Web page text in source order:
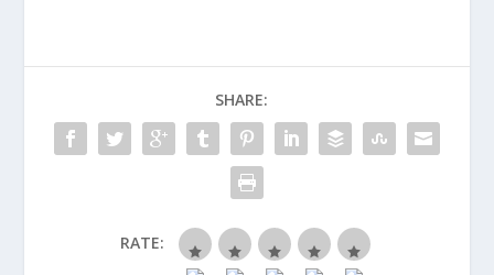
SHARE:
RATE: